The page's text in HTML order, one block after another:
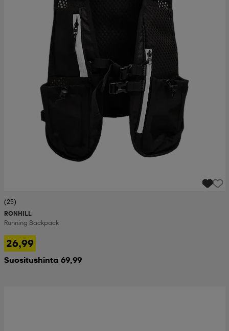
(25)
RONHILL
Running Backpack
26,99
Suositushinta 69,99